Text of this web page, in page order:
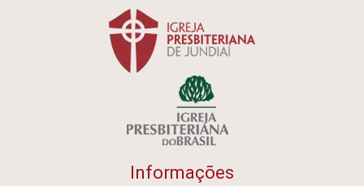
Informações